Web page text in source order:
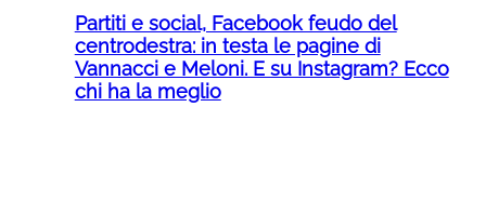
Partiti e social, Facebook feudo del
centrodestra: in testa le pagine di
Vannacci e Meloni. E su Instagram? Ecco
chi ha la meglio